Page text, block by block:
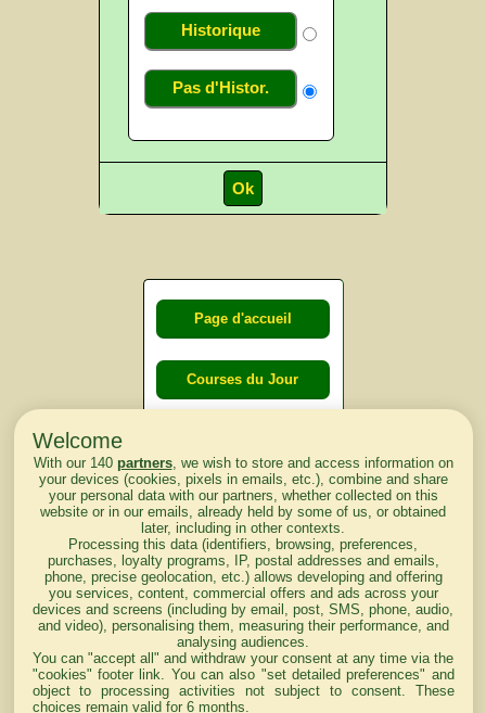
Historique
Pas d'Histor.
Page d'accueil
Courses du Jour
lendemain
Courses
d'aujourd'hui
Haut de Page
Welcome
With our 140 partners, we wish to store and access information on
your devices (cookies, pixels in emails, etc.), combine and share
your personal data with our partners, whether collected on this
website or in our emails, already held by some of us, or obtained
later, including in other contexts.
Processing this data (identifiers, browsing, preferences,
purchases, loyalty programs, IP, postal addresses and emails,
phone, precise geolocation, etc.) allows developing and offering
you services, content, commercial offers and ads across your
devices and screens (including by email, post, SMS, phone, audio,
and video), personalising them, measuring their performance, and
analysing audiences.
You can "accept all" and withdraw your consent at any time via the
"cookies" footer link . You can also "set detailed preferences" and
object to processing activities not subject to consent. These
choices remain valid for 6 months.